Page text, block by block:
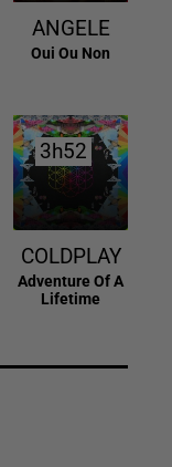
ANGELE
Oui Ou Non
3h52
3h52
COLDPLAY
Adventure Of A
Lifetime